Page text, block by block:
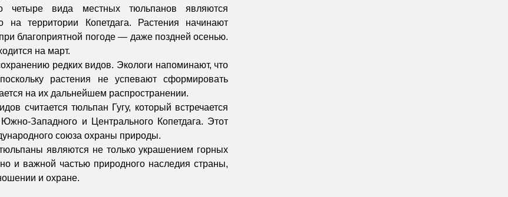
четыре вида местных тюльпанов являются
на территории Копетдага. Растения начинают
благоприятной погоде — даже поздней осенью.
на март.
редких видов. Экологи напоминают, что
растения не успевают сформировать
на их дальнейшем распространении.
считается тюльпан Гугу, который встречается
Западного и Центрального Копетдага. Этот
союза охраны природы.
являются не только украшением горных
и важной частью природного наследия страны,
и охране.